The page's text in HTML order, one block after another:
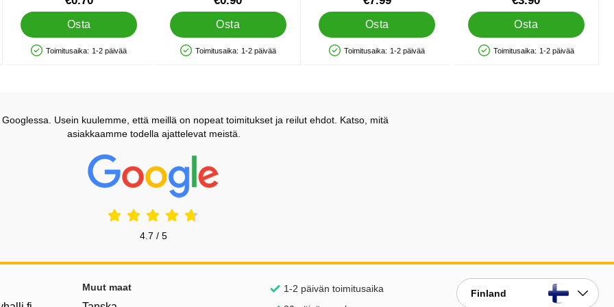
Osta
Saatavuus: Varastossa
Toimitusaika: 1-2 päivää
Osta
Saatavuus: Varastossa
Toimitusaika: 1-2 päivää
Osta
Saatavuus: Varastossa
Toimitusaika: 1-2 päivää
Osta
Saatavuus: Varastossa
Toimitusaika: 1-2 päivää
Usein kuulemme, että meillä on nopeat toimitukset ja reilut ehdot. Katso, mitä
asiakkaamme todella ajattelevat meistä.
Prisjakt Arvostelu: 4.7 Tähdet
4.7 / 5
Muut maat
1-2 päivän toimitusaika
Finland